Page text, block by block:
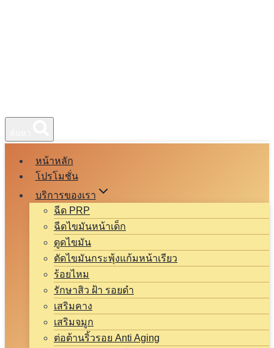
หน้าหลัก
โปรโมชั่น
บริการของเรา
ฉีด PRP
ฉีดไขมันหน้าเด็ก
ดูดไขมัน
ตัดไขมันกระพุ้งแก้มหน้าเรียว
ร้อยไหม
รักษาสิว ฝ้า รอยดำ
เสริมคาง
เสริมจมูก
ต่อต้านริ้วรอย Anti Aging